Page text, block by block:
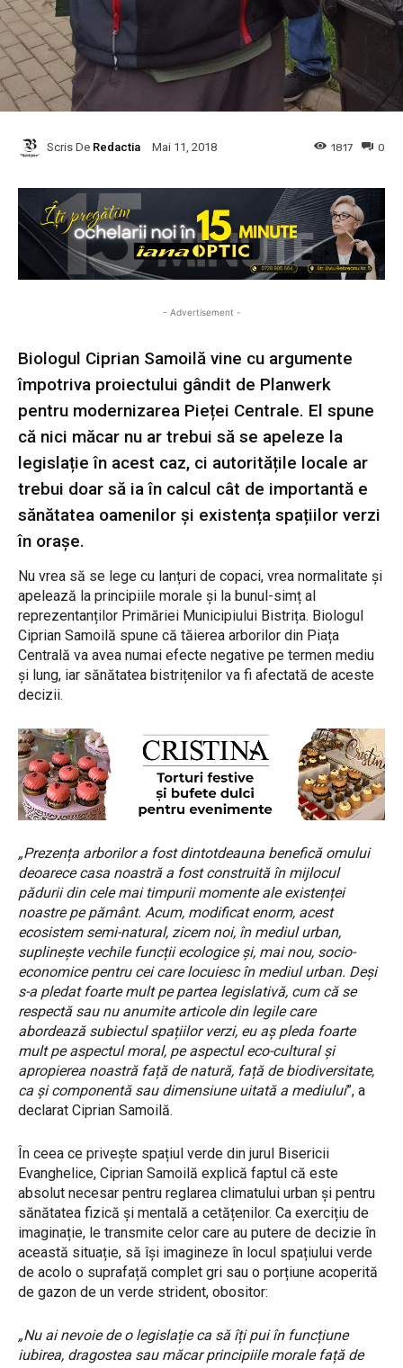
Scris De Redactia Mai 11, 2018 0
1817
- Advertisement -
Biologul Ciprian Samoilă vine cu argumente
împotriva proiectului gândit de Planwerk
pentru modernizarea Pieței Centrale. El spune
că nici măcar nu ar trebui să se apeleze la
legislație în acest caz, ci autoritățile locale ar
trebui doar să ia în calcul cât de importantă e
sănătatea oamenilor și existența spațiilor verzi
în orașe.
Nu vrea să se lege cu lanțuri de copaci, vrea normalitate și
apelează la principiile morale și la bunul-simț al
reprezentanților Primăriei Municipiului Bistrița. Biologul
Ciprian Samoilă spune că tăierea arborilor din Piața
Centrală va avea numai efecte negative pe termen mediu
și lung, iar sănătatea bistrițenilor va fi afectată de aceste
decizii.
„Prezența arborilor a fost dintotdeauna benefică omului
deoarece casa noastră a fost construită în mijlocul
pădurii din cele mai timpurii momente ale existenței
noastre pe pământ. Acum, modificat enorm, acest
ecosistem semi-natural, zicem noi, în mediul urban,
suplinește vechile funcții ecologice și, mai nou, socio-
economice pentru cei care locuiesc în mediul urban. Deși
s-a pledat foarte mult pe partea legislativă, cum că se
respectă sau nu anumite articole din legile care
abordează subiectul spațiilor verzi, eu aș pleda foarte
mult pe aspectul moral, pe aspectul eco-cultural și
apropierea noastră față de natură, față de biodiversitate,
ca și componentă sau dimensiune uitată a mediului”, a
declarat Ciprian Samoilă.
În ceea ce privește spațiul verde din jurul Bisericii
Evanghelice, Ciprian Samoilă explică faptul că este
absolut necesar pentru reglarea climatului urban și pentru
sănătatea fizică și mentală a cetățenilor. Ca exercițiu de
imaginație, le transmite celor care au putere de decizie în
această situație, să își imagineze în locul spațiului verde
de acolo o suprafață complet gri sau o porțiune acoperită
de gazon de un verde strident, obositor:
„Nu ai nevoie de o legislație ca să îți pui în funcțiune
iubirea, dragostea sau măcar principiile morale față de